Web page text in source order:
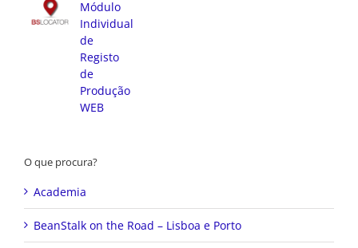
O que procura?
Academia
BeanStalk on the Road – Lisboa e Porto